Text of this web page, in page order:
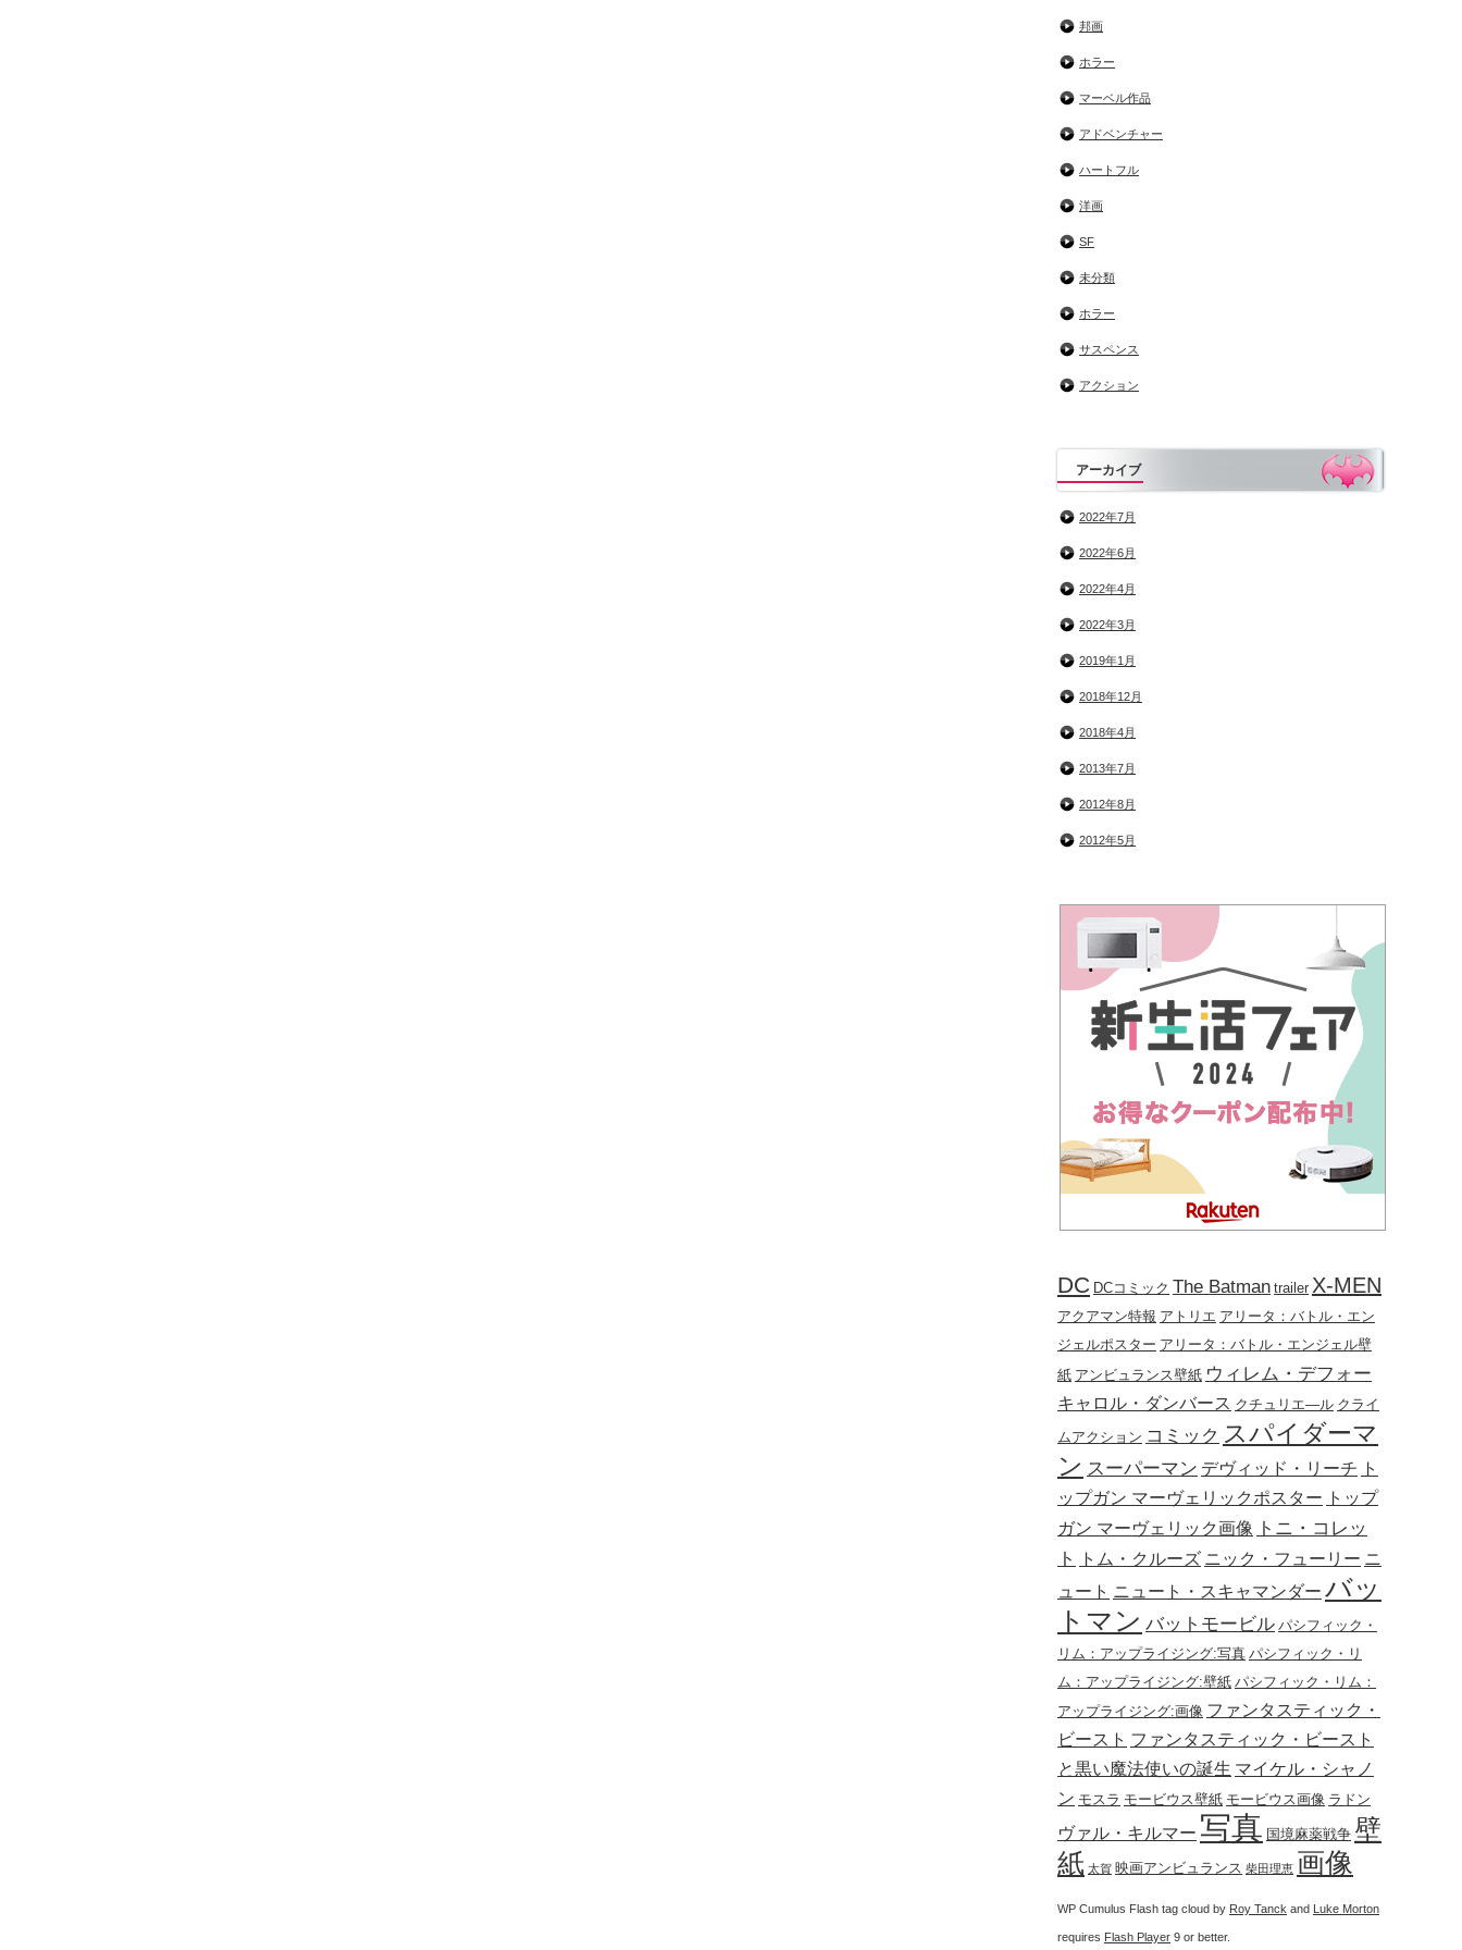
邦画
ホラー
マーベル作品
アドベンチャー
ハートフル
洋画
SF
未分類
ホラー
サスペンス
アクション
アーカイブ
2022年7月
2022年6月
2022年4月
2022年3月
2019年1月
2018年12月
2018年4月
2013年7月
2012年8月
2012年5月
DC DCコミック The Batman trailer X-MEN
アクアマン特報 アトリエ アリータ：バトル・エン
ジェルポスター アリータ：バトル・エンジェル壁
紙 アンビュランス壁紙 ウィレム・デフォー
キャロル・ダンバース クチュリエ―ル クライ
ムアクション コミック スパイダーマ
ン スーパーマン デヴィッド・リーチ ト
ップガン マーヴェリックポスター トップ
ガン マーヴェリック画像 トニ・コレッ
ト
トム・クルーズ ニック・フューリー ニ
ュート ニュート・スキャマンダー バッ
トマン バットモービル パシフィック・
リム：アップライジング:写真 パシフィック・リ
ム：アップライジング:壁紙 パシフィック・リム：
アップライジング:画像 ファンタスティック・
ビースト ファンタスティック・ビースト
と黒い魔法使いの誕生 マイケル・シャノ
ン モスラ モービウス壁紙 モービウス画像 ラドン
ヴァル・キルマー 写真 国境麻薬戦争 壁
紙 太賀 映画アンビュランス 柴田理恵 画像
WP Cumulus Flash tag cloud by Roy Tanck and Luke Morton
requires Flash Player 9 or better.